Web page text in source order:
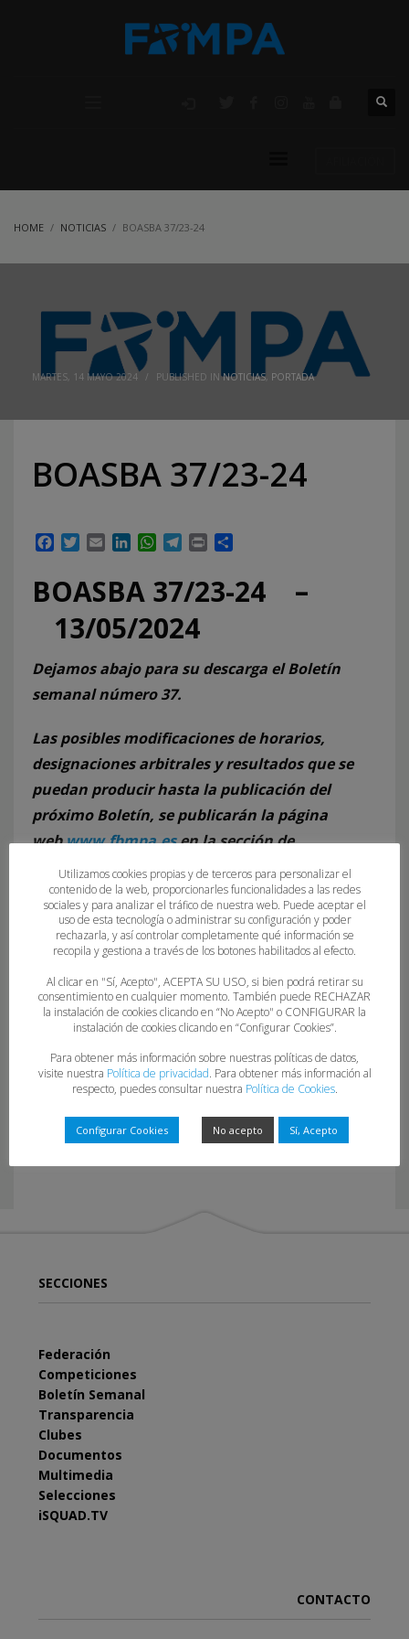
HOME NOTICIAS BOASBA 37/23-24
MARTES, 14 MAYO 2024 / PUBLISHED INNOTICIAS PORTADA
BOASBA 37/23-24
Facebook
TwitterEmailLinkedInWhatsApp
Telegram
Print
BOASBA 37/23-24 –
13/05/2024
Dejamos abajo para su descarga el Boletín
semanal número 37.
Las posibles modificaciones de horarios,
designaciones arbitrales y resultados que se
puedan producir hasta la publicación del
próximo Boletín, se publicarán la página
webwww.fbmpa.esen la sección de
“Competiciones”.
SECCIONES
Federación
Competiciones
Boletín Semanal
Transparencia
Clubes
Documentos
Multimedia
Selecciones
iSQUAD.TV
CONTACTO
Utilizamos cookies propias y de terceros para personalizar el
contenido de la web, proporcionarles funcionalidades a las redes
sociales y para analizar el tráfico de nuestra web. Puede aceptar el
uso de esta tecnología o administrar su configuración y poder
rechazarla, y así controlar completamente qué información se
recopila y gestiona a través de los botones habilitados al efecto.
Al clicar en "Sí, Acepto", ACEPTA SU USO, si bien podrá retirar su
consentimiento en cualquier momento. También puede RECHAZAR
la instalación de cookies clicando en “No Acepto" o CONFIGURAR la
instalación de cookies clicando en “Configurar Cookies”.
Para obtener más información sobre nuestras políticas de datos,
visite nuestra Política de privacidad. Para obtener más información al
respecto, puedes consultar nuestra Política de Cookies.
Configurar Cookies No acepto Sí, Acepto